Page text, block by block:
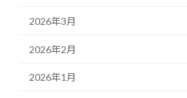
2026年3月
2026年2月
2026年1月